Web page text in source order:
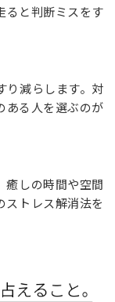
ると判断ミスをす
り減らします。対
ある人を選ぶのが
癒しの時間や空間
ストレス解消法を